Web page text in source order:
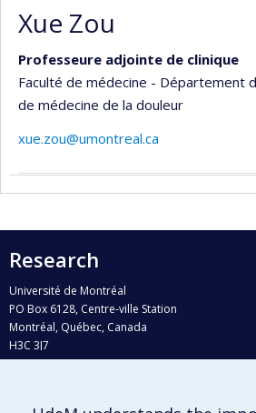
Xue Zou
Professeure adjointe de clinique
Faculté de médecine - Département
de médecine de la douleur
xue.zou@umontreal.ca
Research
Université de Montréal
PO Box 6128, Centre-ville Station
Montréal, Québec, Canada
H3C 3J7